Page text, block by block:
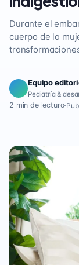
Durante el
cuerpo de la
Equipo
Pediatría &
2 min de lectura